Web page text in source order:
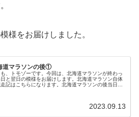
様をお届けしました。
道マラソンの後①
も、トモゾーです。今回は、北海道マラソンが終わっ
と翌日の模様をお届けします。北海道マラソン自体
記はこちらになります。北海道マラソンの後当日北
2023.09.13